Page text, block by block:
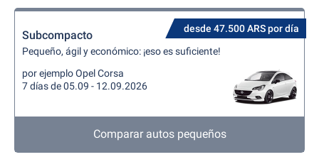
desde 47.500 ARS por día
Subcompacto
Pequeño, ágil y económico: ¡eso es suficiente!
por ejemplo Opel Corsa
7 días de 05.09 - 12.09.2026
Comparar autos pequeños